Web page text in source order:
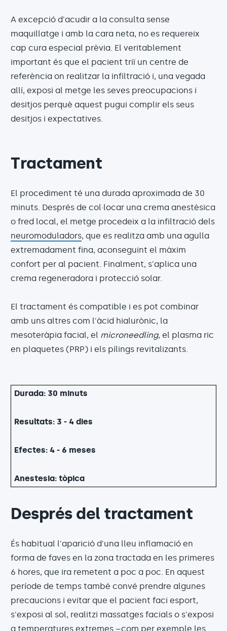
A excepció d'acudir a la consulta sense
maquillatge i amb la cara neta, no es requereix
cap cura especial prèvia. El veritablement
important és que el pacient triï un centre de
referència on realitzar la infiltració i, una vegada
allí, exposi al metge les seves preocupacions i
desitjos perquè aquest pugui complir els seus
desitjos i expectatives.
Tractament
El procediment té una durada aproximada de 30
minuts. Després de col·locar una crema anestèsica
o fred local, el metge procedeix a la infiltració dels
neuromoduladors, que es realitza amb una agulla
extremadament fina, aconseguint el màxim
confort per al pacient. Finalment, s'aplica una
crema regeneradora i protecció solar.
El tractament és compatible i es pot combinar
amb uns altres com l'àcid hialurònic, la
mesoteràpia facial, el microneedling, el plasma ric
en plaquetes (PRP) i els pílings revitalizants.
Durada: 30 minuts
Resultats: 3 - 4 dies
Efectes: 4 - 6 meses
Anestesia: tòpica
Després del tractament
És habitual l'aparició d'una lleu inflamació en
forma de faves en la zona tractada en les primeres
6 hores, que ira remetent a poc a poc. En aquest
període de temps també convé prendre algunes
precaucions i evitar que el pacient faci esport,
s'exposi al sol, realitzi massatges facials o s'exposi
a temperatures extremes –com per exemple les